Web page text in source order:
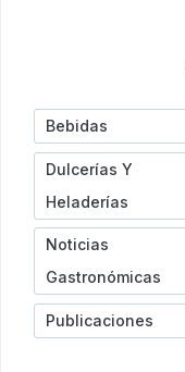
Bebidas
Dulcerías Y
Heladerí­as
Noticias
Gastronómicas
Publicaciones